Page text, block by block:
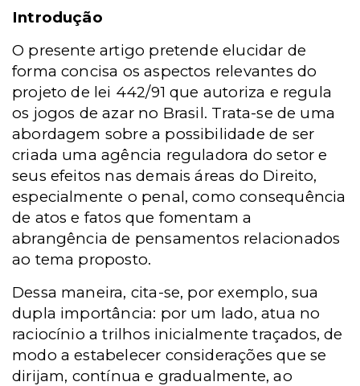
Introdução
O presente artigo pretende elucidar de
forma concisa os aspectos relevantes do
projeto de lei 442/91 que autoriza e regula
os jogos de azar no Brasil. Trata-se de uma
abordagem sobre a possibilidade de ser
criada uma agência reguladora do setor e
seus efeitos nas demais áreas do Direito,
especialmente o penal, como consequência
de atos e fatos que fomentam a
abrangência de pensamentos relacionados
ao tema proposto.
Dessa maneira, cita-se, por exemplo, sua
dupla importância: por um lado, atua no
raciocínio a trilhos inicialmente traçados, de
modo a estabelecer considerações que se
dirijam, contínua e gradualmente, ao